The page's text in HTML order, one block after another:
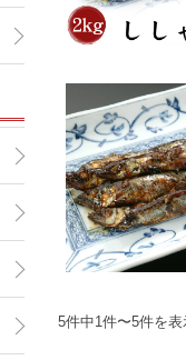
5件中1件〜5件を表